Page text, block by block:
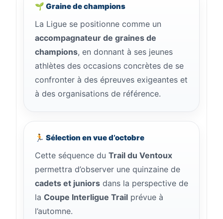
🌱 Graine de champions
La Ligue se positionne comme un
accompagnateur de graines de
champions, en donnant à ses jeunes
athlètes des occasions concrètes de se
confronter à des épreuves exigeantes et
à des organisations de référence.
🏃 Sélection en vue d’octobre
Cette séquence du Trail du Ventoux
permettra d’observer une quinzaine de
cadets et juniors dans la perspective de
la Coupe Interligue Trail prévue à
l’automne.